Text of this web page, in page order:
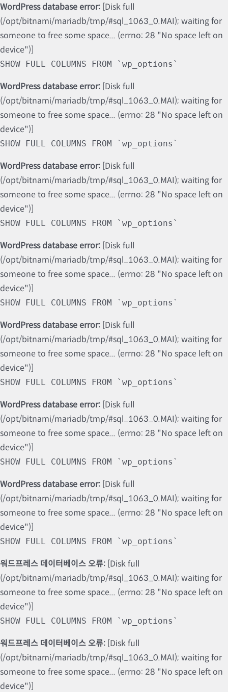
WordPress database error: [Disk full
(/opt/bitnami/mariadb/tmp/#sql_1063_0.MAI); waiting for
someone to free some space... (errno: 28 "No space left on
device")]
SHOW FULL COLUMNS FROM `wp_options`
WordPress database error: [Disk full
(/opt/bitnami/mariadb/tmp/#sql_1063_0.MAI); waiting for
someone to free some space... (errno: 28 "No space left on
device")]
SHOW FULL COLUMNS FROM `wp_options`
WordPress database error: [Disk full
(/opt/bitnami/mariadb/tmp/#sql_1063_0.MAI); waiting for
someone to free some space... (errno: 28 "No space left on
device")]
SHOW FULL COLUMNS FROM `wp_options`
WordPress database error: [Disk full
(/opt/bitnami/mariadb/tmp/#sql_1063_0.MAI); waiting for
someone to free some space... (errno: 28 "No space left on
device")]
SHOW FULL COLUMNS FROM `wp_options`
WordPress database error: [Disk full
(/opt/bitnami/mariadb/tmp/#sql_1063_0.MAI); waiting for
someone to free some space... (errno: 28 "No space left on
device")]
SHOW FULL COLUMNS FROM `wp_options`
WordPress database error: [Disk full
(/opt/bitnami/mariadb/tmp/#sql_1063_0.MAI); waiting for
someone to free some space... (errno: 28 "No space left on
device")]
SHOW FULL COLUMNS FROM `wp_options`
WordPress database error: [Disk full
(/opt/bitnami/mariadb/tmp/#sql_1063_0.MAI); waiting for
someone to free some space... (errno: 28 "No space left on
device")]
SHOW FULL COLUMNS FROM `wp_options`
워드프레스 데이터베이스 오류: [Disk full
(/opt/bitnami/mariadb/tmp/#sql_1063_0.MAI); waiting for
someone to free some space... (errno: 28 "No space left on
device")]
SHOW FULL COLUMNS FROM `wp_options`
워드프레스 데이터베이스 오류: [Disk full
(/opt/bitnami/mariadb/tmp/#sql_1063_0.MAI); waiting for
someone to free some space... (errno: 28 "No space left on
device")]